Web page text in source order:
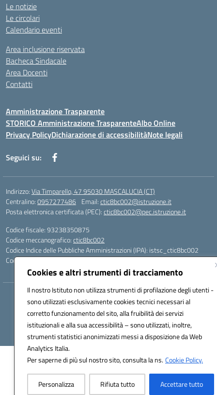
Cookies e altri strumenti di tracciamento
Il nostro Istituto non utilizza strumenti di profilazione degli utenti -
sono utilizzati esclusivamente cookies tecnici necessari al
corretto funzionamento del sito, alla fruibilità dei servizi
istituzionali e alla sua accessibilità – sono utilizzati, inoltre,
strumenti statistici anonimizzati messi a disposizione da Web
Analytics Italia.
Per saperne di più sul nostro sito, consulta la ns.Cookie Policy.
Personalizza Rifiuta tutto Accettare tutto
Le notizie
Le circolari
Calendario eventi
Area inclusione riservata
Bacheca Sindacale
Area Docenti
Contatti
Amministrazione Trasparente
STORICO Amministrazione TrasparenteAlbo Online
Privacy PolicyDichiarazione di accessibilitàNote legali
Seguici su:
Indirizzo:Via Timparello, 47 95030 MASCALUCIA (CT)
Centralino:0957277486 Email:ctic8bc002@istruzione.it
Posta elettronica certificata (PEC):ctic8bc002@pec.istruzione.it
Codice fiscale: 93238350875
Codice meccanografico:ctic8bc002
Codice Indice delle Pubbliche Amministrazioni (IPA): istsc_ctic8bc002
Codice unico di fatturazione (CUF): 2PO2JW
Hosting & Powered by 3D Solution S.r.l.
Concept & Design by Designers Italia